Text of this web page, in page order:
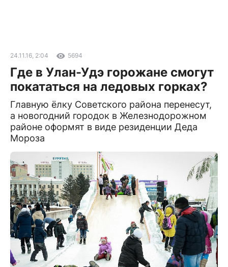
24.11.16, 2:04 5694
Где в Улан-Удэ горожане смогут
покататься на ледовых горках?
Главную ёлку Советского района перенесут,
а новогодний городок в Железнодорожном
районе оформят в виде резиденции Деда
Мороза